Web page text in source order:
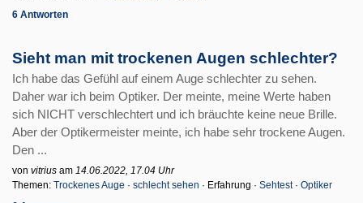
6 Antworten
Sieht man mit trockenen Augen schlechter?
Ich habe das Gefühl auf einem Auge schlechter zu sehen.
Daher war ich beim Optiker. Der meinte, meine Werte haben
sich NICHT verschlechtert und ich bräuchte keine neue Brille.
Aber der Optikermeister meinte, ich habe sehr trockene Augen.
Den ...
von vitrius am 14.06.2022, 17.04 Uhr
Themen: Trockenes Auge · schlecht sehen · Erfahrung · Sehtest· Optiker